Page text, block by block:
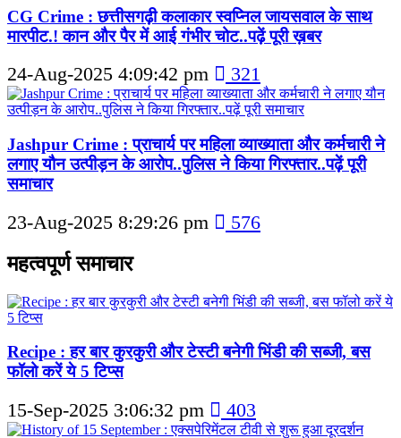
CG Crime : छत्तीसगढ़ी कलाकार स्वप्निल जायसवाल के साथ
मारपीट.! कान और पैर में आई गंभीर चोट..पढ़ें पूरी ख़बर
24-Aug-2025 4:09:42 pm 321
Jashpur Crime : प्राचार्य पर महिला व्याख्याता और कर्मचारी ने
लगाए यौन उत्पीड़न के आरोप..पुलिस ने किया गिरफ्तार..पढ़ें पूरी
समाचार
23-Aug-2025 8:29:26 pm 576
महत्वपूर्ण समाचार
Recipe : हर बार कुरकुरी और टेस्टी बनेगी भिंडी की सब्जी, बस
फॉलो करें ये 5 टिप्स
15-Sep-2025 3:06:32 pm 403